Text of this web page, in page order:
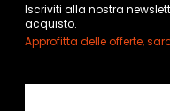
Iscriviti alla nostra
acquisto.
Approfitta delle offerte,